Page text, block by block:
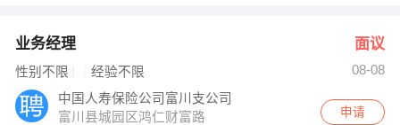
业务经理 面议
性别不限 经验不限
08-08
中国人寿保险公司富川支公司
富川县城园区鸿仁财富路
申请